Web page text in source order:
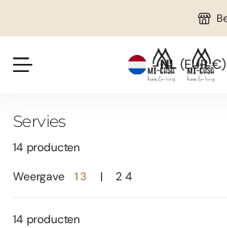
NL(EUR €)
Servies
14 producten
Weergave
13 2 4
14 producten